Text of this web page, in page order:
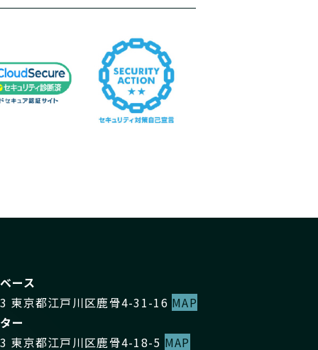
ース
東京都江戸川区鹿骨4-31-16 MAP
ー
東京都江戸川区鹿骨4-18-5 MAP